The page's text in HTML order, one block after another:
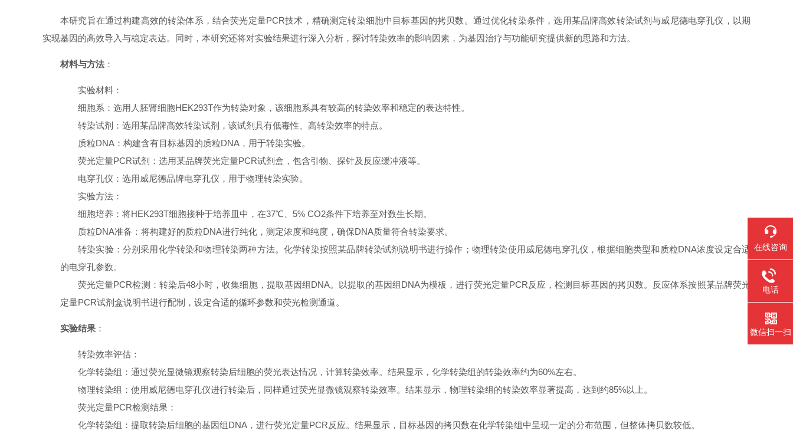
本研究旨在通过构建高效的转染体系，结合荧光定量PCR技术，精确测定转染细胞中目标基因的拷贝数。通过优化转染条件，选用某品牌高效转染试剂与威尼德电穿孔仪，以期
实现基因的高效导入与稳定表达。同时，本研究还将对实验结果进行深入分析，探讨转染效率的影响因素，为基因治疗与功能研究提供新的思路和方法。
材料与方法 ：
实验材料 ：
细胞系：选用人胚肾细胞HEK293T作为转染对象，该细胞系具有较高的转染效率和稳定的表达特性。
转染试剂：选用某品牌高效转染试剂，该试剂具有低毒性、高转染效率的特点。
质粒DNA：构建含有目标基因的质粒DNA，用于转染实验。
荧光定量PCR试剂：选用某品牌荧光定量PCR试剂盒，包含引物、探针及反应缓冲液等。
电穿孔仪：选用威尼德品牌电穿孔仪，用于物理转染实验。
实验方法 ：
细胞培养：将HEK293T细胞接种于培养皿中，在37℃、5% CO2条件下培养至对数生长期。
质粒DNA准备：将构建好的质粒DNA进行纯化，测定浓度和纯度，确保DNA质量符合转染要求。
转染实验：分别采用化学转染和物理转染两种方法。化学转染按照某品牌转染试剂说明书进行操作；物理转染使用威尼德电穿孔仪，根据细胞类型和质粒DNA浓度设定合适
的电穿孔参数。
荧光定量PCR检测：转染后48小时，收集细胞，提取基因组DNA。以提取的基因组DNA为模板，进行荧光定量PCR反应，检测目标基因的拷贝数。反应体系按照某品牌荧光
定量PCR试剂盒说明书进行配制，设定合适的循环参数和荧光检测通道。
实验结果 ：
转染效率评估 ：
化学转染组：通过荧光显微镜观察转染后细胞的荧光表达情况，计算转染效率。结果显示，化学转染组的转染效率约为60%左右。
物理转染组：使用威尼德电穿孔仪进行转染后，同样通过荧光显微镜观察转染效率。结果显示，物理转染组的转染效率显著提高，达到约85%以上。
荧光定量PCR检测结果 ：
化学转染组：提取转染后细胞的基因组DNA，进行荧光定量PCR反应。结果显示，目标基因的拷贝数在化学转染组中呈现一定的分布范围，但整体拷贝数较低。
在线咨询
电话
微信扫一扫